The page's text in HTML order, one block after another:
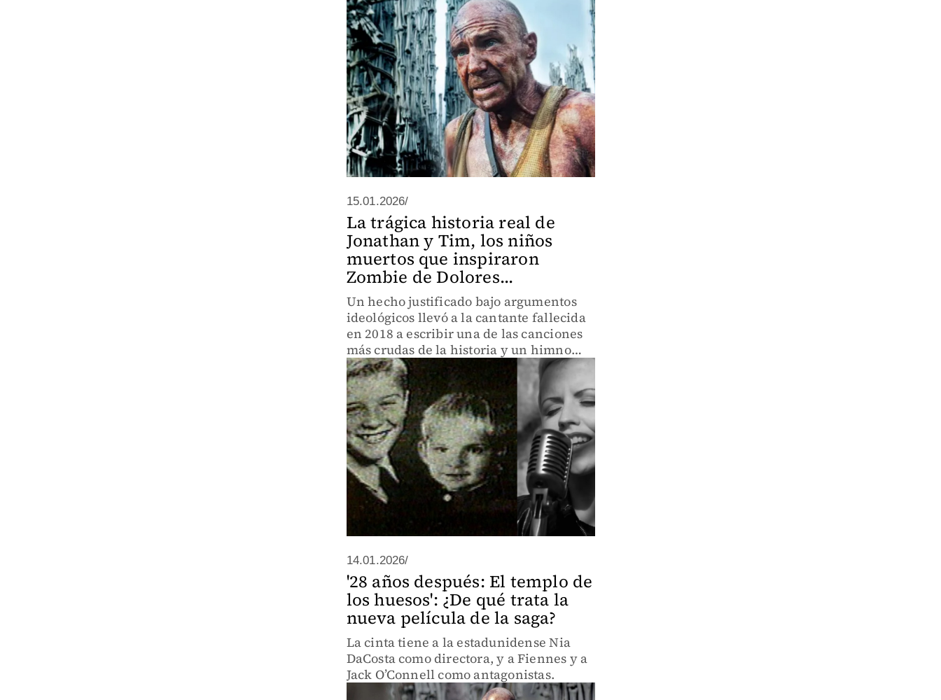
15.01.2026/
La trágica historia real de
Jonathan y Tim, los niños
muertos que inspiraron
Zombie de Dolores...
Un hecho justificado bajo argumentos
ideológicos llevó a la cantante fallecida
en 2018 a escribir una de las canciones
más crudas de la historia y un himno
generacional del rock.
14.01.2026/
'28 años después: El templo de
los huesos': ¿De qué trata la
nueva película de la saga?
La cinta tiene a la estadunidense Nia
DaCosta como directora, y a Fiennes y a
Jack O’Connell como antagonistas.